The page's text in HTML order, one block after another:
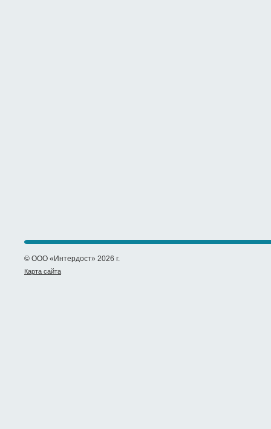
© ООО «Интердост» 2026 г.
Карта сайта